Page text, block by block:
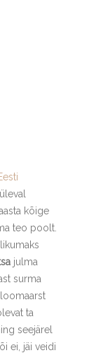
kõige
teo poolt.
julma
surma
ta
seejärel
ei, jäi veidi